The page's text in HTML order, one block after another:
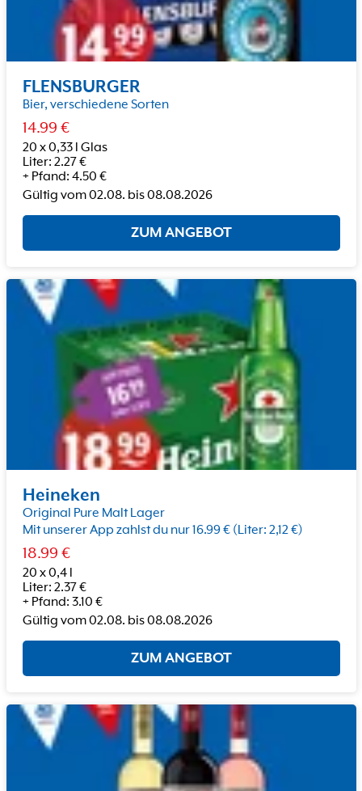
FLENSBURGER
Bier, verschiedene Sorten
14.99 €
20 x 0,33 l Glas
Liter: 2.27€
+ Pfand: 4.50 €
Gültig vom02.08. bis08.08.2026
ZUM ANGEBOT
Heineken
Original Pure Malt Lager
Mit unserer App zahlst du nur 16.99 € (Liter: 2,12 €)
18.99 €
20 x 0,4 l
Liter: 2.37€
+ Pfand: 3.10 €
Gültig vom02.08. bis08.08.2026
ZUM ANGEBOT